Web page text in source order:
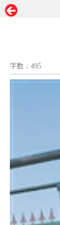
字数：495